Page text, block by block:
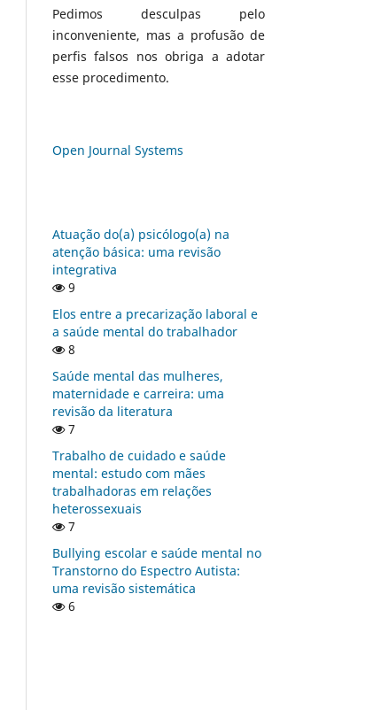
Pedimos desculpas pelo
inconveniente, mas a profusão de
perfis falsos nos obriga a adotar
esse procedimento.
Open Journal Systems
Atuação do(a) psicólogo(a) na
atenção básica: uma revisão
integrativa
9
Elos entre a precarização laboral e
a saúde mental do trabalhador
8
Saúde mental das mulheres,
maternidade e carreira: uma
revisão da literatura
7
Trabalho de cuidado e saúde
mental: estudo com mães
trabalhadoras em relações
heterossexuais
7
Bullying escolar e saúde mental no
Transtorno do Espectro Autista:
uma revisão sistemática
6